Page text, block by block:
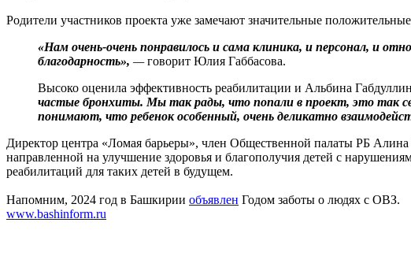
Родители участников проекта уже замечают значительные
«Нам очень-очень понравилось и сама клиника, и персонал, и
благодарность», —говорит Юлия Габбасова.
Высоко оценила эффективность реабилитации и Альбина
частые бронхиты. Мы так рады, что попали в проект, это так
понимают, что ребенок особенный, очень деликатно
Директор центра «Ломая барьеры», член Общественной палаты РБ
направленной на улучшение здоровья и благополучия детей с
реабилитаций для таких детей в будущем.
Напомним, 2024 год в Башкирии объявлен Годом заботы о людях с ОВЗ.
www.bashinform.ru